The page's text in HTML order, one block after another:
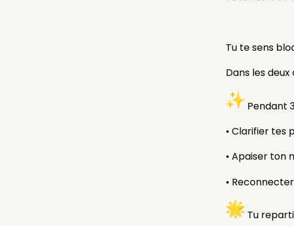
Tu te sens
Dans les
Pendant
• Clarifier tes
• Apaiser ton
•
Tu